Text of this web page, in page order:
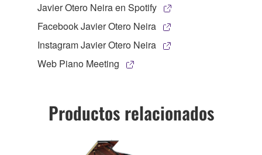
Javier Otero Neira en Spotify
Facebook Javier Otero Neira
Instagram Javier Otero Neira
Web Piano Meeting
Productos relacionados